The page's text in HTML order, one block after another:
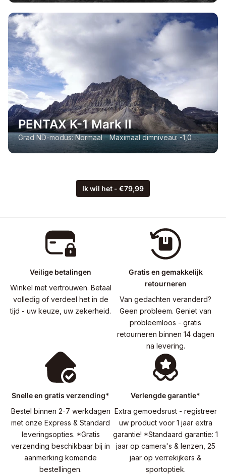
PENTAX K-1 Mark II
Grad ND-modus: Normaal Maximaal dimniveau: -1,0
Ik wil het - €79,99
Veilige betalingen
Winkel met vertrouwen. Betaal
volledig of verdeel het in de
tijd - uw keuze, uw zekerheid.
Gratis en gemakkelijk
retourneren
Van gedachten veranderd?
Geen probleem. Geniet van
probleemloos - gratis
retourneren binnen 14 dagen
na levering.
Snelle en gratis verzending*
Bestel binnen 2-7 werkdagen
met onze Express & Standard
leveringsopties. *Gratis
verzending beschikbaar bij in
aanmerking komende
bestellingen.
Verlengde garantie*
Extra gemoedsrust - registreer
uw product voor 1 jaar extra
garantie! *Standaard garantie: 1
jaar op camera's & lenzen, 25
jaar op verrekijkers &
sportoptiek.